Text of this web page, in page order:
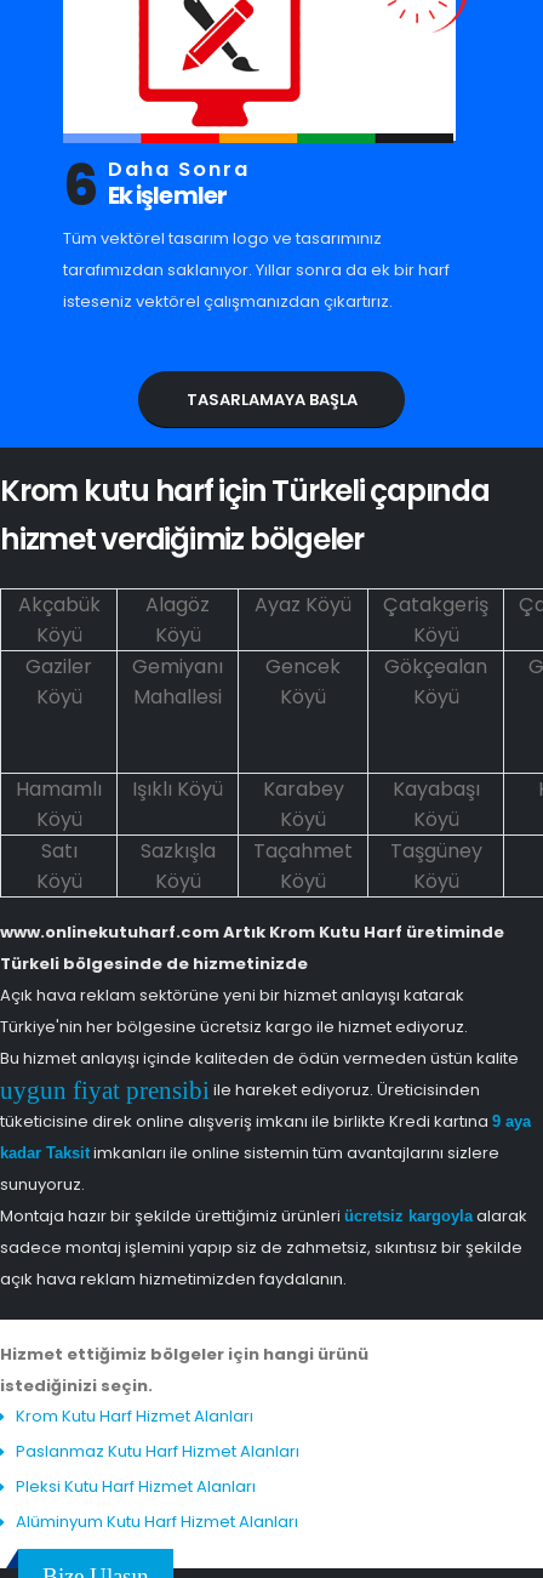
6 Daha Sonra
Ek işlemler
Tüm vektörel tasarım logo ve tasarımınız
tarafımızdan saklanıyor. Yıllar sonra da ek bir harf
isteseniz vektörel çalışmanızdan çıkartırız.
TASARLAMAYA BAŞLA
Krom kutu harf için Türkeli çapında
hizmet verdiğimiz bölgeler
Akçabük
Köyü
Alagöz
Köyü
Ayaz Köyü
Çatakgeriş
Köyü
Gaziler
Köyü
Gemiyanı
Mahallesi
Gencek
Köyü
Gökçealan
Köyü
Hamamlı
Köyü
Işıklı Köyü
Karabey
Köyü
Kayabaşı
Köyü
Satı
Köyü
Sazkışla
Köyü
Taçahmet
Köyü
Taşgüney
Köyü
www.onlinekutuharf.com Artık Krom Kutu Harf üretiminde
Türkeli bölgesinde de hizmetinizde
Açık hava reklam sektörüne yeni bir hizmet anlayışı katarak
Türkiye'nin her bölgesine ücretsiz kargo ile hizmet ediyoruz.
Bu hizmet anlayışı içinde kaliteden de ödün vermeden üstün kalite
uygun fiyat prensibi ile hareket ediyoruz. Üreticisinden
tüketicisine direk online alışveriş imkanı ile birlikte Kredi kartına 9 aya
kadar Taksitimkanları ile online sistemin tüm avantajlarını sizlere
sunuyoruz.
Montaja hazır bir şekilde ürettiğimiz ürünleri ücretsiz kargoylaalarak
sadece montaj işlemini yapıp siz de zahmetsiz, sıkıntısız bir şekilde
açık hava reklam hizmetimizden faydalanın.
Hizmet ettiğimiz bölgeler için hangi ürünü
istediğinizi seçin.
Krom Kutu Harf Hizmet Alanları
Paslanmaz Kutu Harf Hizmet Alanları
Pleksi Kutu Harf Hizmet Alanları
Alüminyum Kutu Harf Hizmet Alanları